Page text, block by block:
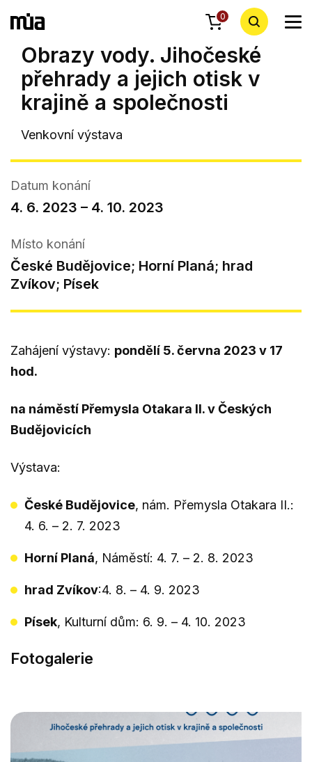
0
Obrazy vody. Jihočeské
přehrady a jejich otisk v
krajině a společnosti
Venkovní výstava
Datum konání
4. 6. 2023 – 4. 10. 2023
Místo konání
České Budějovice; Horní Planá; hrad
Zvíkov; Písek
Zahájení výstavy: pondělí 5. června 2023 v 17
hod.
na náměstí Přemysla Otakara II. v Českých
Budějovicích
Výstava:
České Budějovice, nám. Přemysla Otakara II.:
4. 6. – 2. 7. 2023
Horní Planá, Náměstí: 4. 7. – 2. 8. 2023
hrad Zvíkov:4. 8. – 4. 9. 2023
Písek, Kulturní dům: 6. 9. – 4. 10. 2023
Fotogalerie